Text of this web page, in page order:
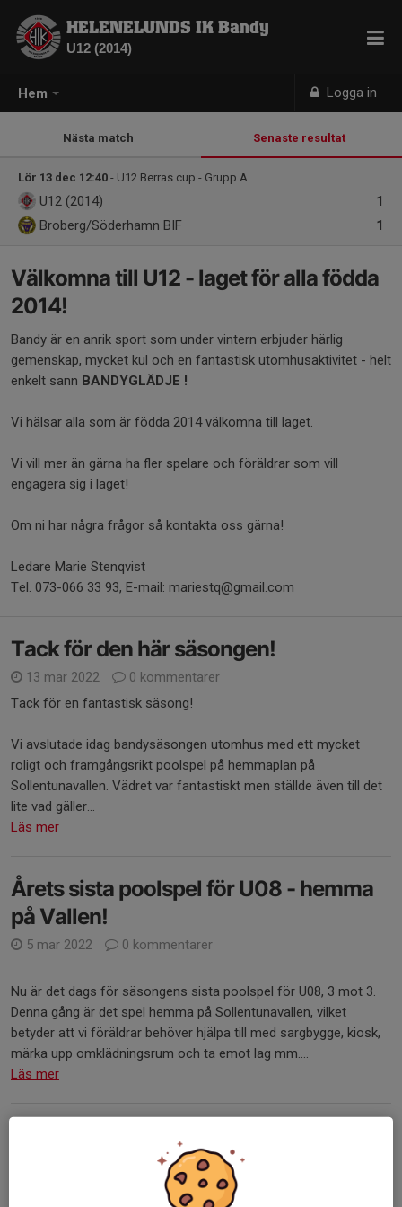
Hem Logga in
HELENELUNDS IK Bandy
U12 (2014)
Nästa match Senaste resultat
Lör 13 dec 12:40 - U12 Berras cup - Grupp A
1
U12 (2014)
1
Broberg/Söderhamn BIF
Välkomna till U12 - laget för alla födda
2014!
Bandy är en anrik sport som under vintern erbjuder härlig
gemenskap, mycket kul och en fantastisk utomhusaktivitet - helt
enkelt sann BANDYGLÄDJE !
Vi hälsar alla som är födda 2014 välkomna till laget.
Vi vill mer än gärna ha fler spelare och föräldrar som vill
engagera sig i laget!
Om ni har några frågor så kontakta oss gärna!
Ledare Marie Stenqvist
Tel. 073-066 33 93, E-mail: mariestq@gmail.com
Tack för den här säsongen!
13 mar 2022
0 kommentarer
Tack för en fantastisk säsong!
Vi avslutade idag bandysäsongen utomhus med ett mycket
roligt och framgångsrikt poolspel på hemmaplan på
Sollentunavallen. Vädret var fantastiskt men ställde även till det
lite vad gäller...
Läs mer
Årets sista poolspel för U08 - hemma
på Vallen!
5 mar 2022 0 kommentarer
Nu är det dags för säsongens sista poolspel för U08, 3 mot 3.
Denna gång är det spel hemma på Sollentunavallen, vilket
betyder att vi föräldrar behöver hjälpa till med sargbygge, kiosk,
märka upp omklädningsrum och ta emot lag mm....
Läs mer
Dags för poolspel söndag 20 februari!
0 kommentarer
På lördag den 20 februari är det dags för poolspel igen för